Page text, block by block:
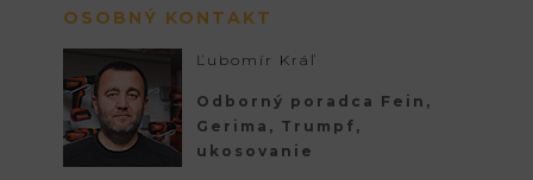
OSOBNÝ KONTAKT
Ľubomír Kráľ
Odborný poradca Fein,
Gerima, Trumpf,
ukosovanie